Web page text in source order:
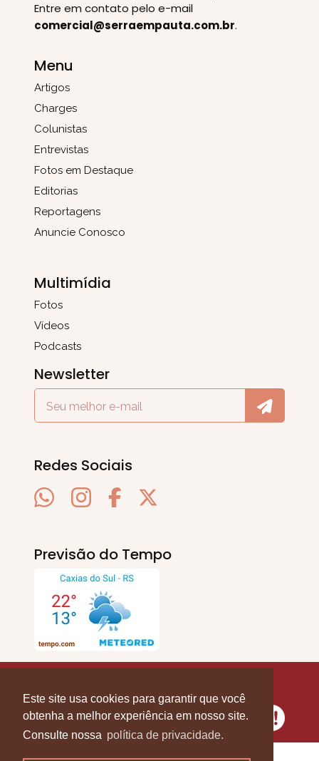
Este site usa cookies para garantir que você
obtenha a melhor experiência em nosso site.
Consulte nossa política de privacidade.
Entre em contato pelo e-mail
comercial@serraempauta.com.br.
Menu
Artigos
Charges
Colunistas
Entrevistas
Fotos em Destaque
Editorias
Reportagens
Anuncie Conosco
Multimídia
Fotos
Vídeos
Podcasts
Newsletter
Redes Sociais
Previsão do Tempo
Direitos Reservados.